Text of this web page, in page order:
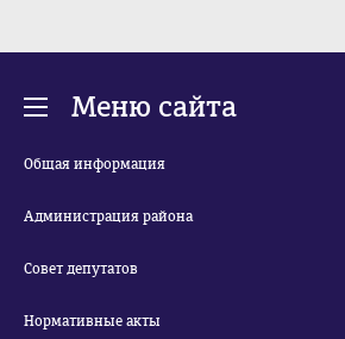
Меню сайта
Общая информация
Администрация района
Совет депутатов
Нормативные акты